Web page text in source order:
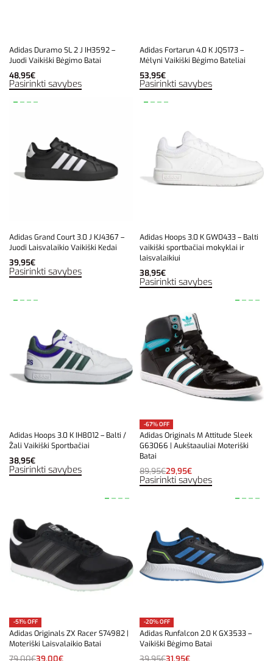
Adidas Duramo SL 2 J IH3592 –
Juodi Vaikiški Bėgimo Batai
48,95€
Pasirinkti savybes
Adidas Fortarun 4.0 K JQ5173 –
Mėlyni Vaikiški Bėgimo Bateliai
53,95€
Pasirinkti savybes
Adidas Grand Court 3.0 J KJ4367 –
Juodi Laisvalaikio Vaikiški Kedai
39,95€
Pasirinkti savybes
Adidas Hoops 3.0 K GW0433 – Balti
vaikiški sportbačiai mokyklai ir
laisvalaikiui
38,95€
Pasirinkti savybes
Adidas Hoops 3.0 K IH8012 – Balti /
Žali Vaikiški Sportbačiai
38,95€
Pasirinkti savybes
-67% OFF
Adidas Originals M Attitude Sleek
G63066 | Aukštaauliai Moteriški
Batai
89,95€29,95€
Pasirinkti savybes
-51% OFF
Adidas Originals ZX Racer S74982 |
Moteriški Laisvalaikio Batai
79,00€39,00€
-20% OFF
Adidas Runfalcon 2.0 K GX3533 –
Vaikiški Bėgimo Batai
39,95€31,95€